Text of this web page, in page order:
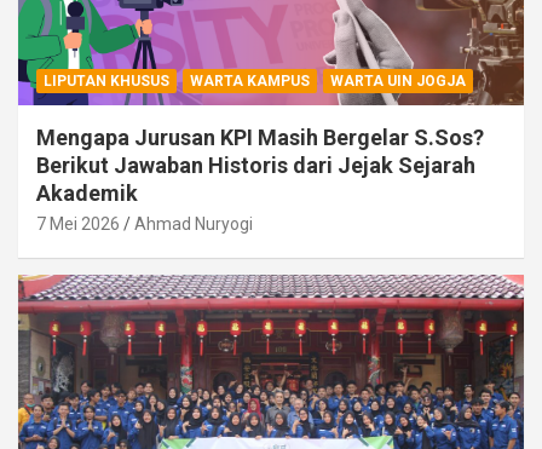
LIPUTAN KHUSUS WARTA KAMPUS WARTA UIN JOGJA
Mengapa Jurusan KPI Masih Bergelar S.Sos?
Berikut Jawaban Historis dari Jejak Sejarah
Akademik
7 Mei 2026 Ahmad Nuryogi